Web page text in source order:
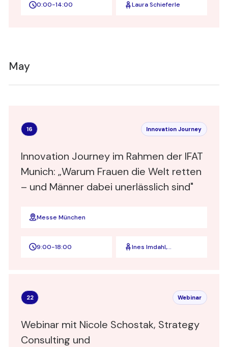
0:00-14:00 Laura Schieferle
May
16 Innovation Journey
Innovation Journey im Rahmen der IFAT
Munich: „Warum Frauen die Welt retten
– und Männer dabei unerlässlich sind"
Messe München
9:00-18:00
Ines Imdahl,
22 Webinar
Webinar mit Nicole Schostak, Strategy
Consulting und